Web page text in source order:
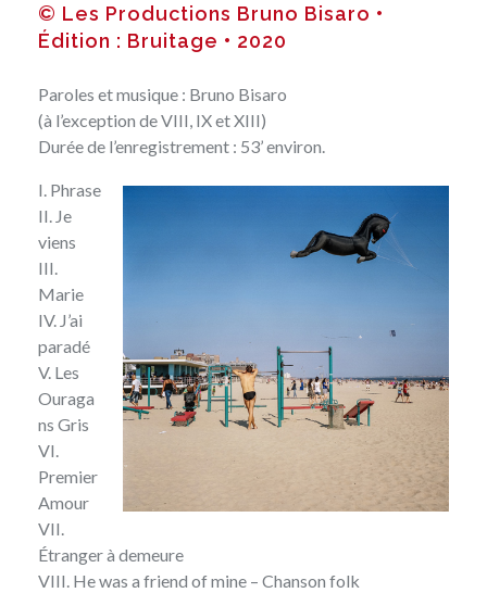
© Les Productions Bruno Bisaro •
Édition : Bruitage • 2020
Paroles et musique : Bruno Bisaro
(à l’exception de VIII, IX et XIII)
Durée de l’enregistrement : 53’ environ.
I. Phrase
II. Je
viens
III.
Marie
IV. J’ai
paradé
V. Les
Ouraga
ns Gris
VI.
Premier
Amour
VII.
Étranger à demeure
VIII. He was a friend of mine – Chanson folk